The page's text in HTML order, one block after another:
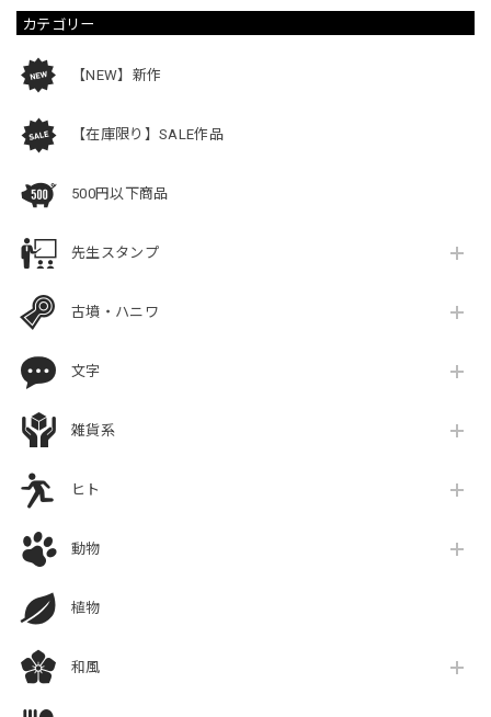
カテゴリー
【NEW】新作
【在庫限り】SALE作品
500円以下商品
先生スタンプ
古墳・ハニワ
文字
雑貨系
ヒト
動物
植物
和風